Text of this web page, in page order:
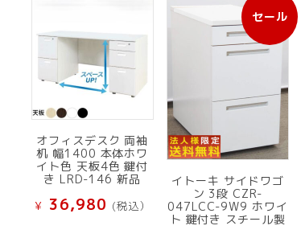
オフィスデスク 両袖
机 幅1400 本体ホワ
イト色 天板4色 鍵付
き LRD-146 新品
¥ 36,980 (税込）
セール
販
売
中
品
イトーキ サイドワゴ
ン 3段 CZR-
047LCC-9W9 ホワイ
ト 鍵付き スチール製